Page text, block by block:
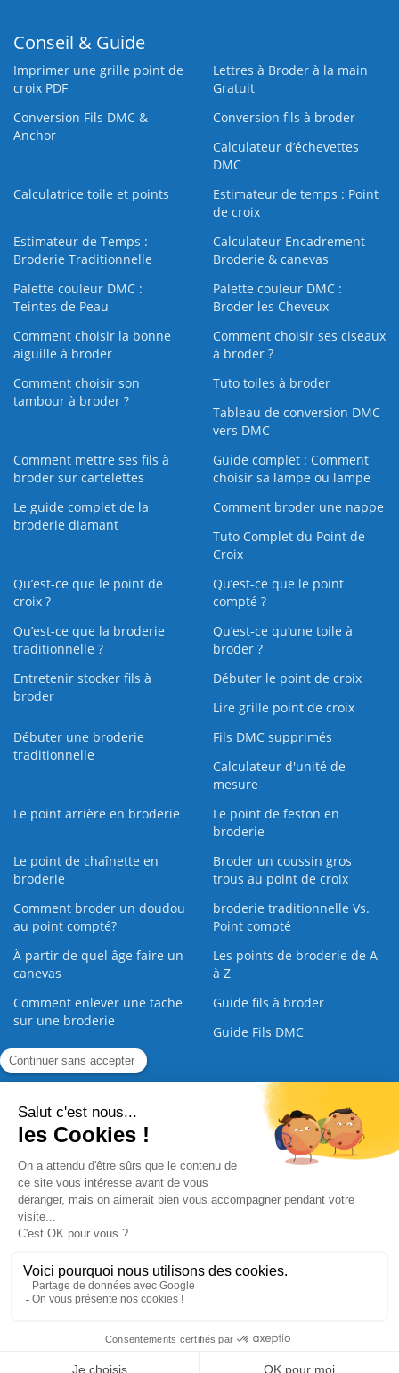
Conseil & Guide
Imprimer une grille point de
croix PDF
Lettres à Broder à la main
Gratuit
Conversion Fils DMC &
Anchor
Conversion fils à broder
Calculateur d’échevettes
DMC
Calculatrice toile et points
Estimateur de temps : Point
de croix
Estimateur de Temps :
Broderie Traditionnelle
Calculateur Encadrement
Broderie & canevas
Palette couleur DMC :
Teintes de Peau
Palette couleur DMC :
Broder les Cheveux
Comment choisir la bonne
aiguille à broder
Comment choisir ses ciseaux
à broder ?
Comment choisir son
tambour à broder ?
Tuto toiles à broder
Tableau de conversion DMC
vers DMC
Comment mettre ses fils à
broder sur cartelettes
Guide complet : Comment
choisir sa lampe ou lampe
Le guide complet de la
broderie diamant
Comment broder une nappe
Tuto Complet du Point de
Croix
Qu’est-ce que le point de
croix ?
Qu’est-ce que le point
compté ?
Qu’est-ce que la broderie
traditionnelle ?
Qu’est‑ce qu’une toile à
broder ?
Entretenir stocker fils à
broder
Débuter le point de croix
Lire grille point de croix
Débuter une broderie
traditionnelle
Fils DMC supprimés
Calculateur d'unité de
mesure
Le point arrière en broderie
Le point de feston en
broderie
Le point de chaînette en
broderie
Broder un coussin gros
trous au point de croix
Comment broder un doudou
au point compté?
broderie traditionnelle Vs.
Point compté
À partir de quel âge faire un
canevas
Les points de broderie de A
à Z
Comment enlever une tache
sur une broderie
Guide fils à broder
Guide Fils DMC
Guide de la Broderie
Commande Papier Qui sommes nous Nous contacter |
Paiement sécurisé
2008 - 2026 © CreaMagic. ALL Rights Reserved.